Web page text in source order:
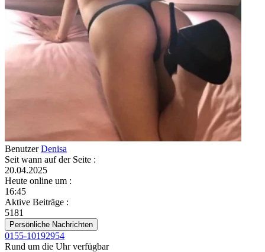
BenutzerDenisa
Seit wann auf der Seite :
20.04.2025
Heute online um :
16:45
Aktive Beiträge :
5181
Persönliche Nachrichten
0155-10192954
Rund um die Uhr verfügbar